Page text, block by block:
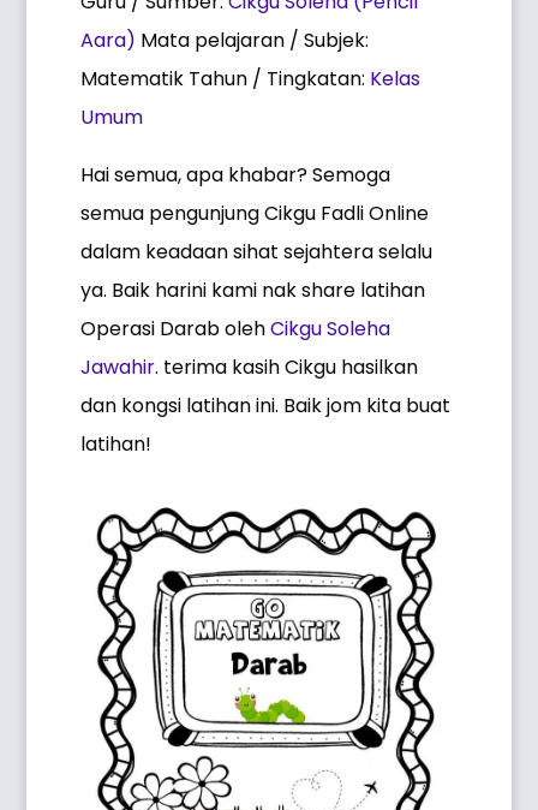
Aara) Mata pelajaran / Subjek:
Matematik Tahun / Tingkatan: Kelas
Umum
Hai semua, apa khabar? Semoga
semua pengunjung Cikgu Fadli Online
dalam keadaan sihat sejahtera selalu
ya. Baik harini kami nak share latihan
Operasi Darab olehCikgu Soleha
Jawahir. terima kasih Cikgu hasilkan
dan kongsi latihan ini. Baik jom kita buat
latihan!